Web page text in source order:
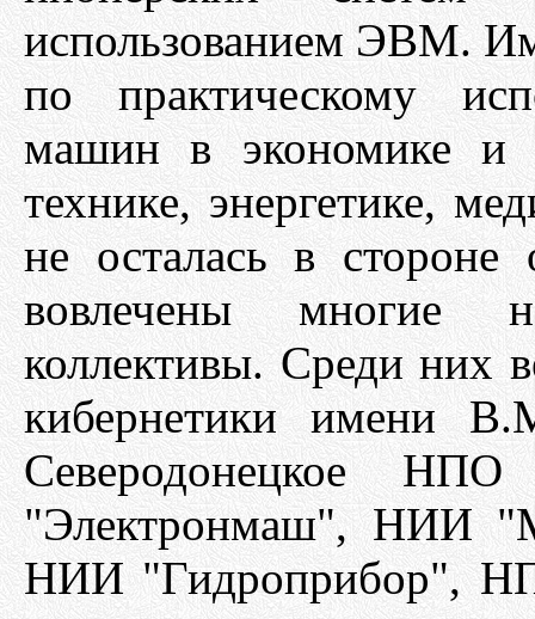
использованием ЭВМ.
по практическому
машин в экономике и
технике, энергетике,
не осталась в
вовлечены многие
коллективы. Среди них
кибернетики имени
Северодонецкое
"Электронмаш", НИИ
НИИ "Гидроприбор",